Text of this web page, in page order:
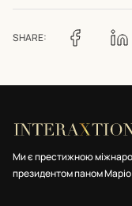
SHARE:
Ми є престижною
президентом паном